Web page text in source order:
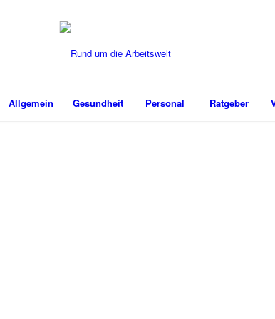
Allgemein Gesundheit Personal Ratgeber